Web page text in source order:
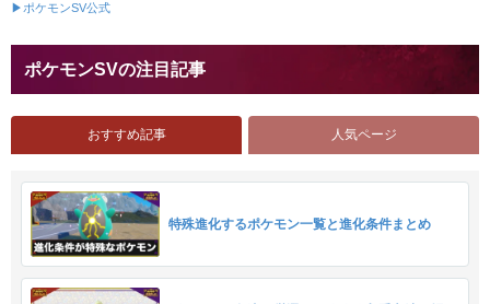
▶ポケモンSV公式
ポケモンSVの注目記事
おすすめ記事 人気ページ
特殊進化するポケモン一覧と進化条件まとめ